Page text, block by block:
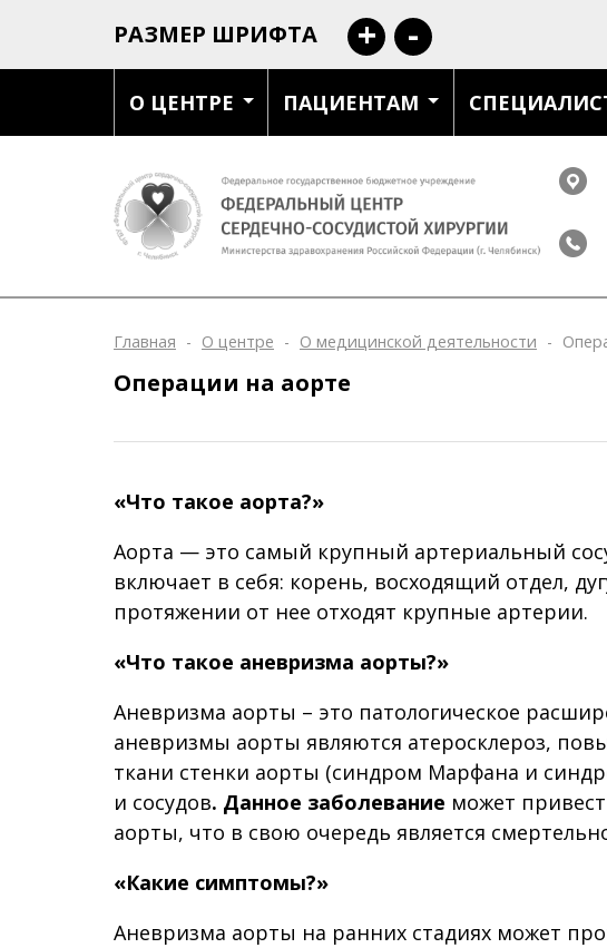
РАЗМЕР ШРИФТА + -
О ЦЕНТРЕ ПАЦИЕНТАМ
Главная - О центре - О медицинской деятельности -
Операции на аорте
«Что такое аорта?»
Аорта — это самый крупный артериальный
включает в себя: корень, восходящий отдел,
протяжении от нее отходят крупные артерии.
«Что такое аневризма аорты?»
Аневризма аорты – это патологическое
аневризмы аорты являются атеросклероз,
ткани стенки аорты (синдром Марфана и
и сосудов. Данное заболевание может
аорты, что в свою очередь является
«Какие симптомы?»
Аневризма аорты на ранних стадиях может